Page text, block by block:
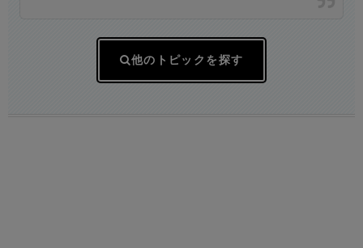
他のトピックを探す